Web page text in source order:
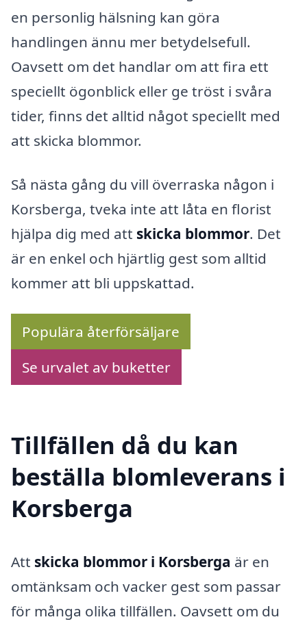
en personlig hälsning kan göra
handlingen ännu mer betydelsefull.
Oavsett om det handlar om att fira ett
speciellt ögonblick eller ge tröst i svåra
tider, finns det alltid något speciellt med
att skicka blommor.
Så nästa gång du vill överraska någon i
Korsberga, tveka inte att låta en florist
hjälpa dig med att skicka blommor. Det
är en enkel och hjärtlig gest som alltid
kommer att bli uppskattad.
Populära återförsäljare
Se urvalet av buketter
Tillfällen då du kan
beställa blomleverans i
Korsberga
Att skicka blommor i Korsberga är en
omtänksam och vacker gest som passar
för många olika tillfällen. Oavsett om du